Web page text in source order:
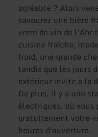
agréable ? Alors
savourez une bière
verre de vin de l'Ahr
cuisine fraîche,
froid, une grande
tandis que les jours
extérieur invite à la
De plus, il y a une
électriques, où vous
gratuitement votre
heures d'ouverture.